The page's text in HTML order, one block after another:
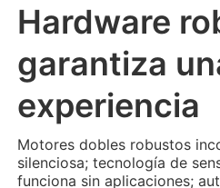
Hardware
garantiza
experiencia
Motores dobles robustos
silenciosa; tecnología de
funciona sin aplicaciones;